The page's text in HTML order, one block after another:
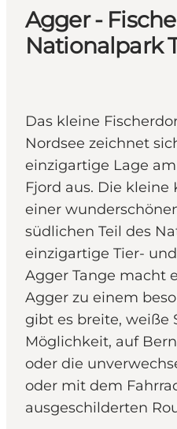
Agger -
Nationalpark
Das kleine
Nordsee zeichnet
einzigartige Lage
Fjord aus. Die
einer
südlichen Teil des
einzigartige Tier-
Agger Tange macht
Agger zu einem
gibt es breite, weiße
Möglichkeit, auf
oder die
oder mit dem
ausgeschilderten